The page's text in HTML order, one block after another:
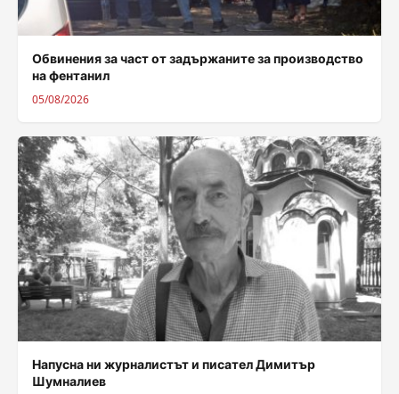
Обвинения за част от задържаните за производство
на фентанил
05/08/2026
Напусна ни журналистът и писател Димитър
Шумналиев